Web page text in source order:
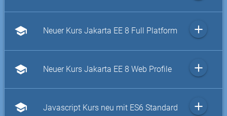
school Neuer Kurs Jakarta EE 8 Full Platform add
school Neuer Kurs Jakarta EE 8 Web Profile add
school Javascript Kurs neu mit ES6 Standard add